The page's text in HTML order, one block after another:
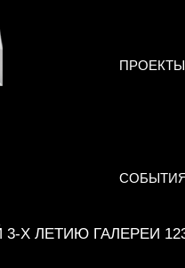
ПРОЕКТЫ
Х ЛЕТИЮ ГАЛЕРЕИ